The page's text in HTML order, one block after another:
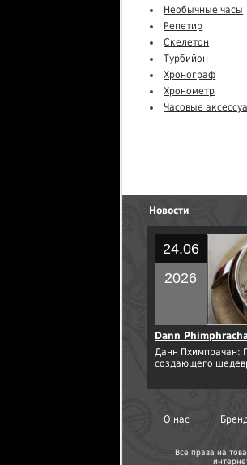
Необычные часы
Репетир
Скелетон
Турбийон
Хронограф
Хронометр
Часовые
Новости
24.06
2026
Dann
Данн Пхимпрачан:
создающего
О нас
Все права на